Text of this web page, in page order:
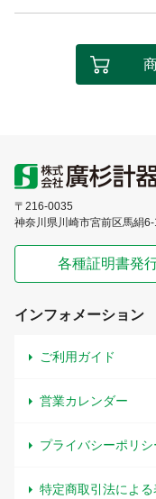
〒216-0035
神奈川県川崎市宮前区馬絹
各種証明書発
インフォメーション
ご利用ガイド
営業カレンダー
プライバシーポリシ
特定商取引法による